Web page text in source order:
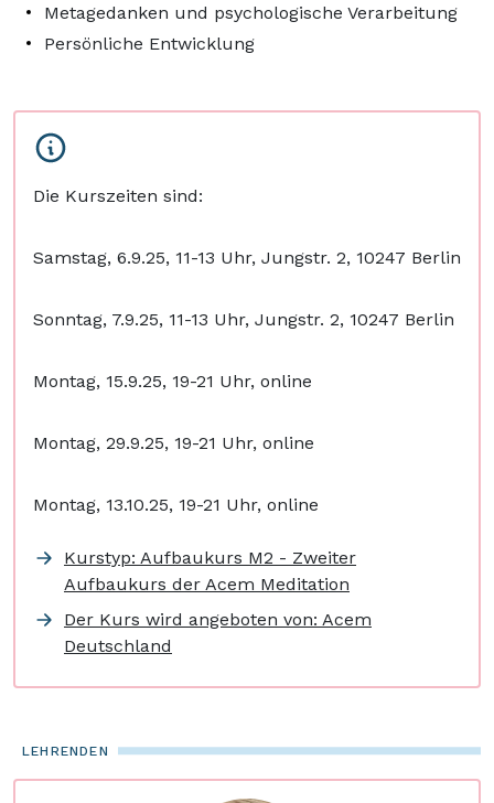
Metagedanken und psychologische Verarbeitung
Persönliche Entwicklung
Die Kurszeiten sind:
Samstag, 6.9.25, 11-13 Uhr, Jungstr. 2, 10247 Berlin
Sonntag, 7.9.25, 11-13 Uhr, Jungstr. 2, 10247 Berlin
Montag, 15.9.25, 19-21 Uhr, online
Montag, 29.9.25, 19-21 Uhr, online
Montag, 13.10.25, 19-21 Uhr, online
Kurstyp: Aufbaukurs M2 - Zweiter
Aufbaukurs der Acem Meditation
Der Kurs wird angeboten von: Acem
Deutschland
LEHRENDEN